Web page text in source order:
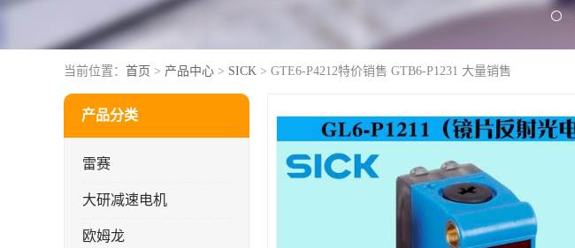
当前位置： 首页 > 产品中心 > SICK > GTE6-P4212特价销售 GTB6-P1231 大量销售
产品分类
雷赛
大研减速电机
欧姆龙